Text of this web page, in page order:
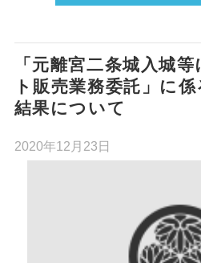
「元離宮二条城入城
ト販売業務委託」に
結果について
2020年12月23日